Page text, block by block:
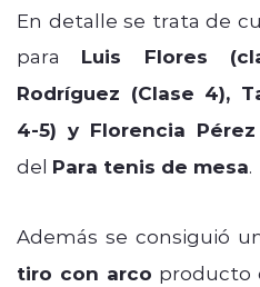
En detalle se trata de
para Luis Flores
Rodríguez (Clase 4),
4-5) y Florencia
del Para tenis de mesa.
Además se consiguió
tiro con arco producto